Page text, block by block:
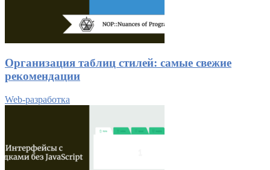
Организация таблиц стилей: самые свежие
рекомендации
Web-разработка